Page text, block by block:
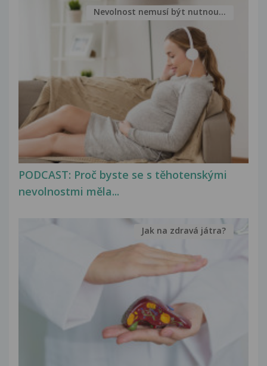
PODCAST: Proč byste se s těhotenskými
nevolnostmi měla...
Nevolnost nemusí být nutnou...
Jak na zdravá játra?